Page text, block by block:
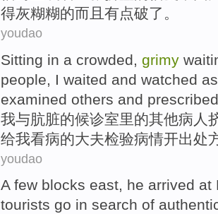
得灰糊糊的而且有点破了。
youdao
Sitting in a crowded grimy
people
I waited and watched as
examined others and
我与肮脏的候诊室里的其他病人
给我看病的大夫检验病情开出处
youdao
A few blocks east, he arrived at
tourists go in search of